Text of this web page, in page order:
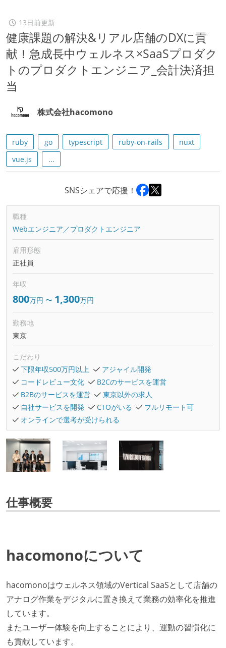
13日前更新
健康課題の解決&リアル店舗のDXに貢
献！急成長中ウェルネス×SaaSプロダク
トのプロダクトエンジニア_会計決済担
当
株式会社hacomono
ruby go typescript ruby-on-rails
nuxt
vue.js
...
SNSシェアで応援！
職種
Webエンジニア／プロダクトエンジニア
雇用形態
正社員
年収
800万円 〜 1,300万円
勤務地
東京
こだわり
下限年収500万円以上
アジャイル開発
コードレビュー文化
B2Cのサービスを運営
B2Bのサービスを運営
東京以外の求人
自社サービスを開発
CTOがいる
フルリモート可
オンラインで選考が受けられる
仕事概要
hacomonoについて
hacomonoはウェルネス領域のVertical SaaSとして店舗の
アナログ作業をデジタルに置き換えて業務の効率化を推進
しています。
またユーザー体験を向上することにより、運動の習慣化に
も貢献しています。